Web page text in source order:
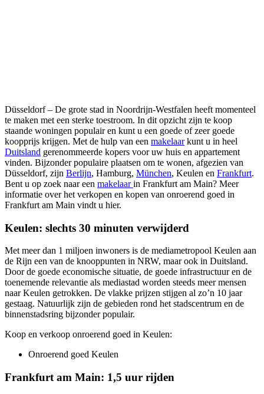
Düsseldorf – De grote stad in Noordrijn-Westfalen heeft momenteel
te maken met een sterke toestroom. In dit opzicht zijn te koop
staande woningen populair en kunt u een goede of zeer goede
koopprijs krijgen. Met de hulp van een makelaarkunt u in heel
Duitsland gerenommeerde kopers voor uw huis en appartement
vinden. Bijzonder populaire plaatsen om te wonen, afgezien van
Düsseldorf, zijn Berlijn, Hamburg, München, Keulen en Frankfurt.
Bent u op zoek naar een makelaarin Frankfurt am Main? Meer
informatie over het verkopen en kopen van onroerend goed in
Frankfurt am Main vindt u hier.
Keulen: slechts 30 minuten verwijderd
Met meer dan 1 miljoen inwoners is de mediametropool Keulen aan
de Rijn een van de knooppunten in NRW, maar ook in Duitsland.
Door de goede economische situatie, de goede infrastructuur en de
toenemende relevantie als mediastad worden steeds meer mensen
naar Keulen getrokken. De vlakke prijzen stijgen al zo’n 10 jaar
gestaag. Natuurlijk zijn de gebieden rond het stadscentrum en de
binnenstadsring bijzonder populair.
Koop en verkoop onroerend goed in Keulen:
Onroerend goed Keulen
Frankfurt am Main: 1,5 uur rijden